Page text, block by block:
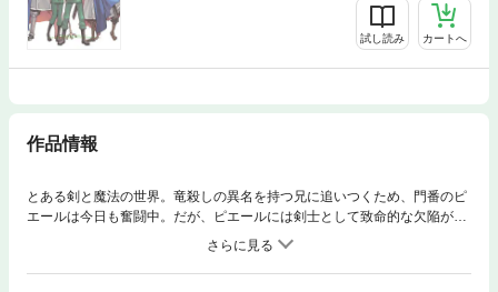
試し読み カートへ
作品情報
とある剣と魔法の世界。竜殺しの異名を持つ兄に追いつくため、門番のピ
エールは今日も奮闘中。だが、ピエールには剣士として致命的な欠陥があ
ったのだ…！？ゴツボ★マサルが描く、痛快オムニバスファンタジー風